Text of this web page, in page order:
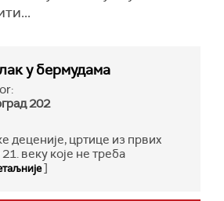
у бермудама
202
деценије, цртице из првих
веку које не треба
]